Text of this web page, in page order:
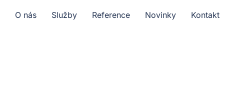
O nás Služby Reference Novinky Kontakt